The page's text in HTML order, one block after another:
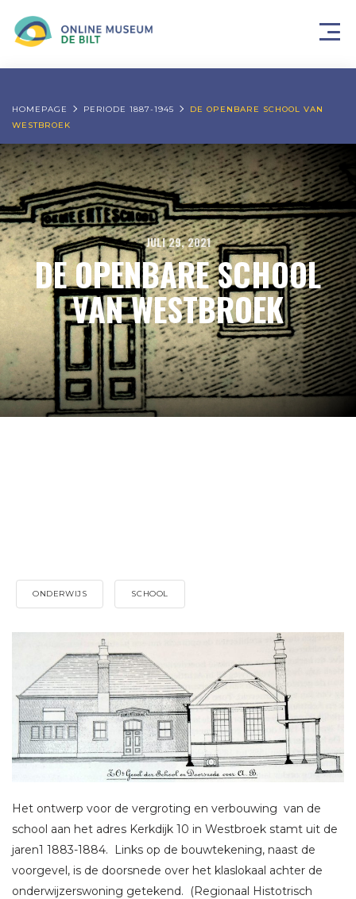
HOMEPAGE PERIODE 1887-1945
DE OPENBARE SCHOOL VAN
WESTBROEK
JULI 29, 2021
DE OPENBARE SCHOOL
VAN WESTBROEK
ONDERWIJS SCHOOL
Het ontwerp voor de vergroting en verbouwing van de
school aan het adres Kerkdijk 10 in Westbroek stamt uit de
jaren1 1883-1884. Links op de bouwtekening, naast de
voorgevel, is de doorsnede over het klaslokaal achter de
onderwijzerswoning getekend. (Regionaal Histotrisch